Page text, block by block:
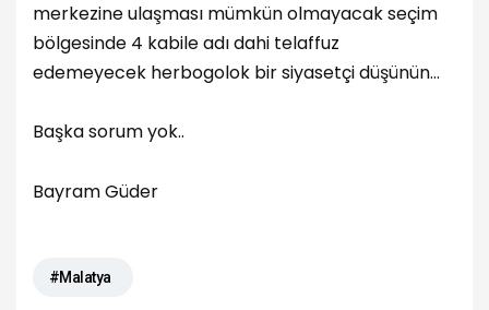
merkezine ulaşması mümkün olmayacak seçim
bölgesinde 4 kabile adı dahi telaffuz
edemeyecek herbogolok bir siyasetçi düşünün...
Başka sorum yok..
Bayram Güder
#Malatya